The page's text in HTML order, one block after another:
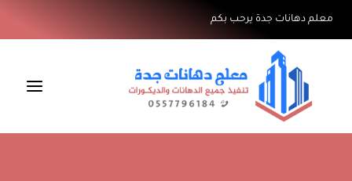
معلم دهانات جدة يرحب بكم